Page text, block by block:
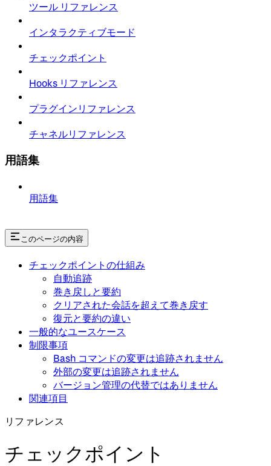
ツール リファレンス
インタラクティブモード
チェックポイント
Hooks リファレンス
プラグインリファレンス
チャネルリファレンス
用語集
用語集
このページの内容
チェックポイントの仕組み
自動追跡
巻き戻しと要約
クリアされた会話を超えて巻き戻す
復元と要約の違い
一般的なユースケース
制限事項
Bash コマンドの変更は追跡されません
外部の変更は追跡されません
バージョン管理の代替ではありません
関連項目
リファレンス
チェックポイント